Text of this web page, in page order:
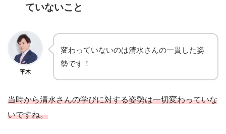
ていないこと
平木
変わっていないのは清水さんの一貫した姿
勢です！
当時から清水さんの学びに対する姿勢は一切変わっていな
いですね。